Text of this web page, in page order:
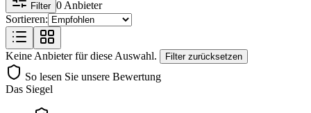
Filter 0 Anbieter
Sortieren:
Keine Anbieter für diese Auswahl. Filter zurücksetzen
So lesen Sie unsere Bewertung
Das Siegel